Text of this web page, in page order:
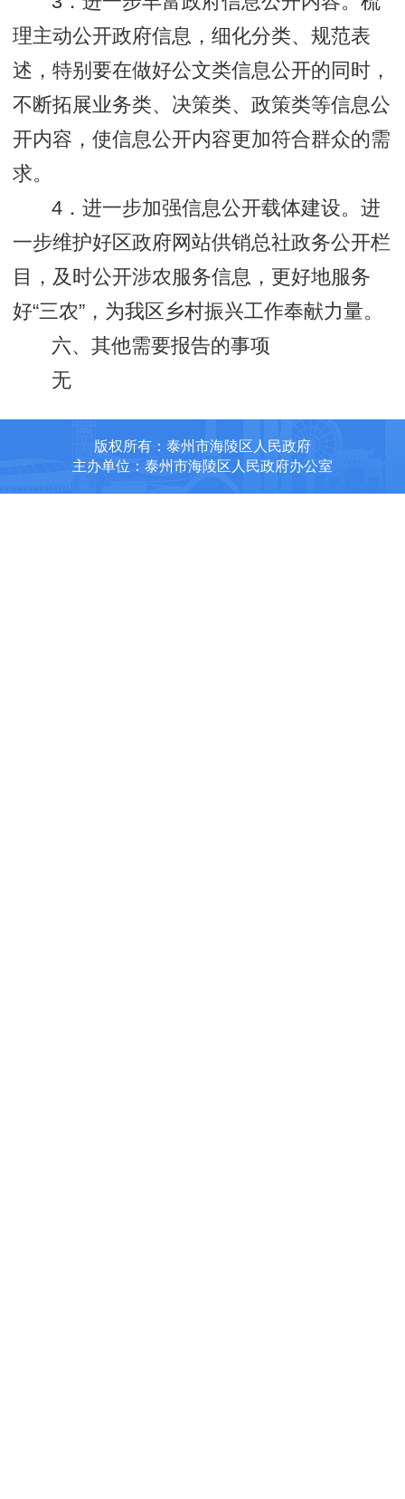
理主动公开政府信息，细化分类、规范表
述，特别要在做好公文类信息公开的同时，
不断拓展业务类、决策类、政策类等信息公
开内容，使信息公开内容更加符合群众的需
求。
4．进一步加强信息公开载体建设。进
一步维护好区政府网站供销总社政务公开栏
目，及时公开涉农服务信息，更好地服务
好“三农”，为我区乡村振兴工作奉献力量。
六、其他需要报告的事项
无
版权所有：泰州市海陵区人民政府
主办单位：泰州市海陵区人民政府办公室